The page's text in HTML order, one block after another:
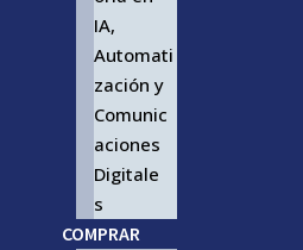
IA,
Automati
zación y
Comunic
aciones
Digitale
s
COMPRAR